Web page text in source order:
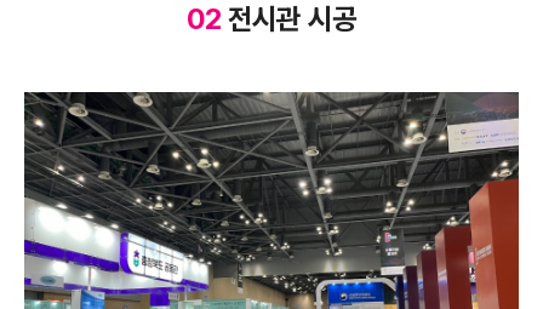
02 전시관 시공